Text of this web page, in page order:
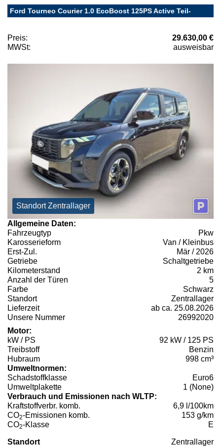
Ford Tourneo Courier 1.0 EcoBoost 125PS Active Teil-
Preis:
29.630,00 €
MWSt:
ausweisbar
Standort Zentrallager
Allgemeine Daten:
Fahrzeugtyp
Pkw
Karosserieform
Van / Kleinbus
Erst-Zul.
Mär / 2026
Getriebe
Schaltgetriebe
Kilometerstand
2 km
Anzahl der Türen
5
Farbe
Schwarz
Standort
Zentrallager
Lieferzeit
ab ca. 25.08.2026
Unsere Nummer
26992020
Motor:
kW / PS
92 kW / 125 PS
Treibstoff
Benzin
Hubraum
998 cm³
Umweltnormen:
Schadstoffklasse
Euro6
Umweltplakette
1 (None)
Verbrauch und Emissionen nach WLTP:
Kraftstoffverbr. komb.
6,9 l/100km
CO2-Emissionen komb.
153 g/km
CO2-Klasse E
Standort Zentrallager